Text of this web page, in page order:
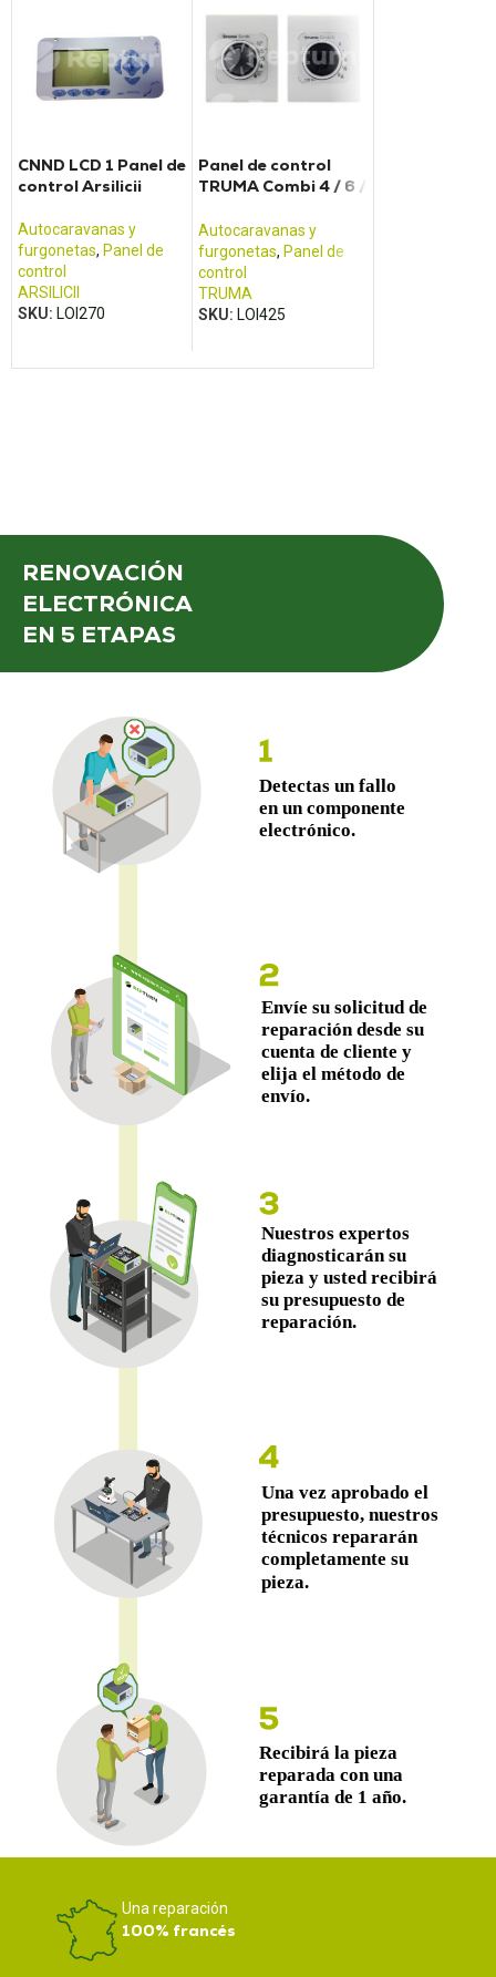
CNND LCD 1 Panel de
control Arsilicii
Autocaravanas y
furgonetas, Panel de
control
ARSILICII
SKU: LOI270
Panel de control
TRUMA Combi 4 / 6 /
Autocaravanas y
furgonetas, Panel de
control
TRUMA
SKU: LOI425
RENOVACIÓN
ELECTRÓNICA
EN 5 ETAPAS
Una reparación
100% francés